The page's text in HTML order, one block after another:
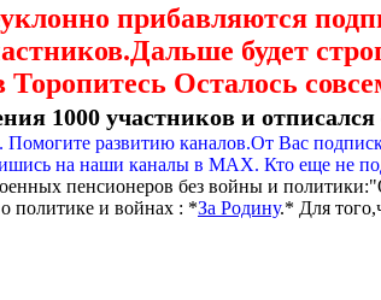
прибавляются
будет
Осталось
1000 участников и
развитию каналов.От Вас
на наши каналы в МАХ. Кто еще не
пенсионеров без войны и
политике и войнах : *За Родину.* Для